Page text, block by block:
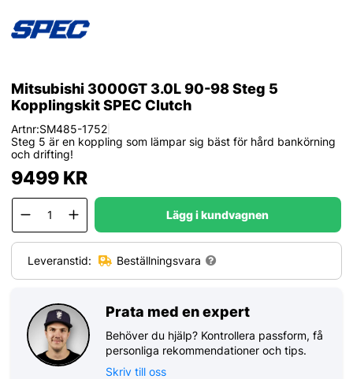
Mitsubishi 3000GT 3.0L 90-98 Steg 5
Kopplingskit SPEC Clutch
Artnr:SM485-1752|
Steg 5 är en koppling som lämpar sig bäst för hård bankörning
och drifting!
9499KR
Lägg i kundvagnen
Leveranstid: Beställningsvara
Prata med en expert
Behöver du hjälp? Kontrollera passform, få
personliga rekommendationer och tips.
Skriv till oss